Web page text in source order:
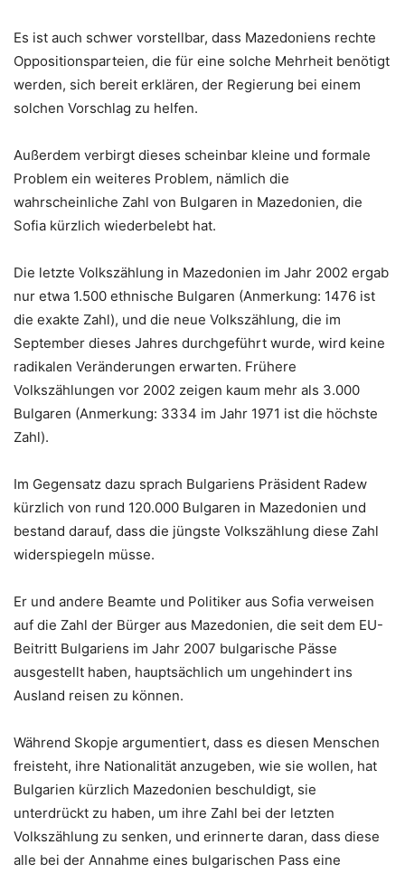
Es ist auch schwer vorstellbar, dass Mazedoniens rechte
Oppositionsparteien, die für eine solche Mehrheit benötigt
werden, sich bereit erklären, der Regierung bei einem
solchen Vorschlag zu helfen.
Außerdem verbirgt dieses scheinbar kleine und formale
Problem ein weiteres Problem, nämlich die
wahrscheinliche Zahl von Bulgaren in Mazedonien, die
Sofia kürzlich wiederbelebt hat.
Die letzte Volkszählung in Mazedonien im Jahr 2002 ergab
nur etwa 1.500 ethnische Bulgaren (Anmerkung: 1476 ist
die exakte Zahl), und die neue Volkszählung, die im
September dieses Jahres durchgeführt wurde, wird keine
radikalen Veränderungen erwarten. Frühere
Volkszählungen vor 2002 zeigen kaum mehr als 3.000
Bulgaren (Anmerkung: 3334 im Jahr 1971 ist die höchste
Zahl).
Im Gegensatz dazu sprach Bulgariens Präsident Radew
kürzlich von rund 120.000 Bulgaren in Mazedonien und
bestand darauf, dass die jüngste Volkszählung diese Zahl
widerspiegeln müsse.
Er und andere Beamte und Politiker aus Sofia verweisen
auf die Zahl der Bürger aus Mazedonien, die seit dem EU-
Beitritt Bulgariens im Jahr 2007 bulgarische Pässe
ausgestellt haben, hauptsächlich um ungehindert ins
Ausland reisen zu können.
Während Skopje argumentiert, dass es diesen Menschen
freisteht, ihre Nationalität anzugeben, wie sie wollen, hat
Bulgarien kürzlich Mazedonien beschuldigt, sie
unterdrückt zu haben, um ihre Zahl bei der letzten
Volkszählung zu senken, und erinnerte daran, dass diese
alle bei der Annahme eines bulgarischen Pass eine